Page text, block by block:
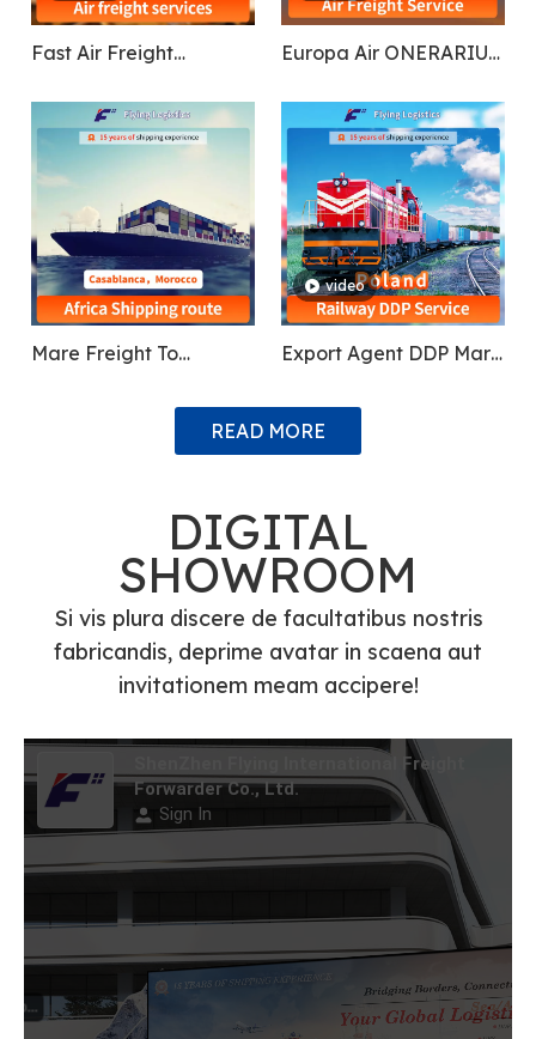
Fast Air Freight
Logistic Service A Sinis
Ad Gana, Nigeria,
Uganda, Kenia, Africa
Australis, Europa,
America
Europa Air ONERARIUS
Mare Freight To
Mauritania, Kampala
Uganda, Ghana
video
Export Agent DDP Mare
ONERARIUS Forwarder
Shipping A Sinis ad
Railway/Train
FedEx/UPS/DHL
Express Shipping
Agentia Service
READ MORE
DIGITAL
SHOWROOM
Si vis plura discere de facultatibus nostris
fabricandis, deprime avatar in scaena aut
invitationem meam accipere!